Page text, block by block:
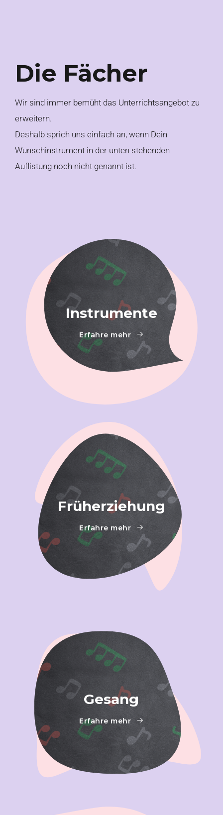
Die Fächer
Wir sind immer bemüht das Unterrichtsangebot zu
erweitern.
Deshalb sprich uns einfach an, wenn Dein
Wunschinstrument in der unten stehenden
Auflistung noch nicht genannt ist.
Instrumente
Erfahre mehr
Früherziehung
Erfahre mehr
Gesang
Erfahre mehr